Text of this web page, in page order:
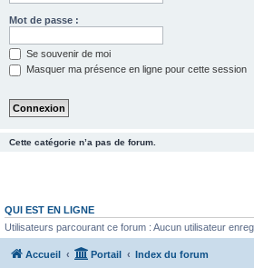
Mot de passe :
Se souvenir de moi
Masquer ma présence en ligne pour cette session
Cette catégorie n’a pas de forum.
QUI EST EN LIGNE
Utilisateurs parcourant ce forum : Aucun utilisateur
Accueil Portail Index du forum